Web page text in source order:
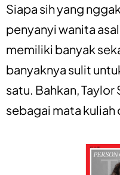
Siapa sih yang
penyanyi wanita
memiliki banyak
banyaknya sulit
satu. Bahkan,
sebagai mata kuliah